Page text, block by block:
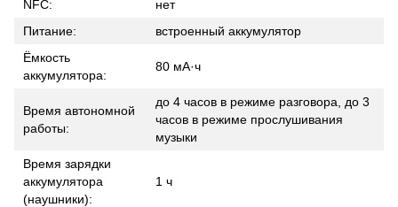
NFC:
нет
Питание:
встроенный аккумулятор
Ёмкость
аккумулятора:
80 мА·ч
Время автономной
работы:
до 4 часов в режиме разговора, до 3
часов в режиме прослушивания
музыки
Время зарядки
аккумулятора
(наушники):
1 ч